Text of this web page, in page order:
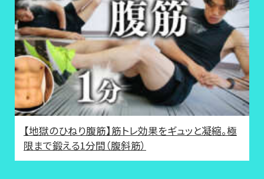
【地獄のひねり腹筋】筋トレ効果をギュッと凝縮。極
限まで鍛える1分間（腹斜筋）